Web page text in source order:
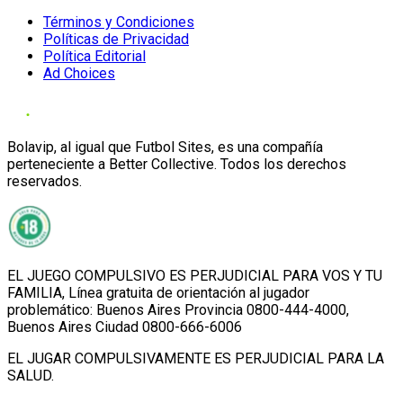
Términos y Condiciones
Políticas de Privacidad
Política Editorial
Ad Choices
Bolavip, al igual que Futbol Sites, es una compañía
perteneciente a Better Collective. Todos los derechos
reservados.
EL JUEGO COMPULSIVO ES PERJUDICIAL PARA VOS Y TU
FAMILIA, Línea gratuita de orientación al jugador
problemático: Buenos Aires Provincia 0800-444-4000,
Buenos Aires Ciudad 0800-666-6006
EL JUGAR COMPULSIVAMENTE ES PERJUDICIAL PARA LA
SALUD.